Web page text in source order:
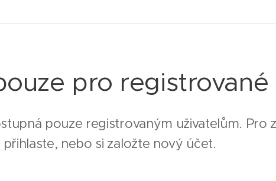
pro registrované
pouze registrovaným uživatelům. Pro
nebo si založte nový účet.